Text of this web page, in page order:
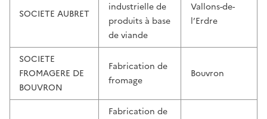
SOCIETE AUBRET
industrielle de
produits à base
de viande
Vallons-de-
l’Erdre
SOCIETE
FROMAGERE DE
BOUVRON
Fabrication de
fromage
Bouvron
Fabrication de